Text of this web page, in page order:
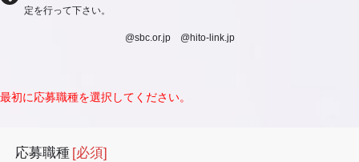
定を行って下さい。
@sbc.or.jp @hito-link.jp
最初に応募職種を選択してください。
応募職種 [必須]